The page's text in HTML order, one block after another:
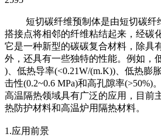
短切碳纤维预制体是由短切碳纤
搭接点将相邻的纤维粘结起来，经碳
它是一种新型的碳碳复合材料，除具
外，还具有一些独特的性能。例如，
)、低热导率(<0.21W/(m.K))、低热膨
击性(0.2~0.6 MPa)和高孔隙率(>50%)
高温隔热领域具有广泛的应用，目前
热防护材料和高温炉用隔热材料。
1.应用前景